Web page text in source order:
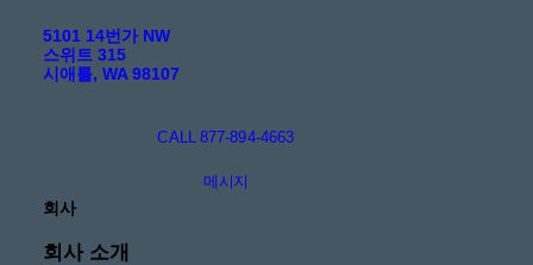
5101 14번가 NW
스위트 315
시애틀, WA 98107
CALL 877-894-4663
메시지
회사
회사 소개